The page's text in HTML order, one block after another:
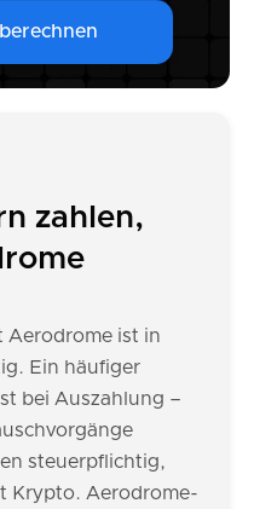
zahlen,
Aerodrome ist in
Ein häufiger
bei Auszahlung –
steuerpflichtig,
Krypto. Aerodrome-